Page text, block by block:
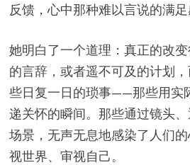
反馈，心中那种难以言说的满足
她明白了一个道理：真正的改
的言辞，或者遥不可及的计划
些日复一日的琐事——那些用实
递关怀的瞬间。那些通过镜头
场景，无声无息地感染了人们
视世界、审视自己。